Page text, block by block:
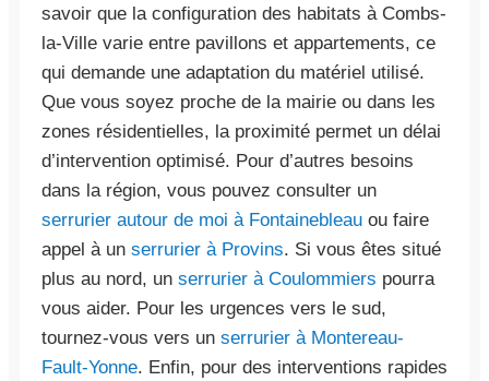
savoir que la configuration des habitats à Combs-
la-Ville varie entre pavillons et appartements, ce
qui demande une adaptation du matériel utilisé.
Que vous soyez proche de la mairie ou dans les
zones résidentielles, la proximité permet un délai
d’intervention optimisé. Pour d’autres besoins
dans la région, vous pouvez consulter un
serrurier autour de moi à Fontainebleau ou faire
appel à un serrurier à Provins. Si vous êtes situé
plus au nord, un serrurier à Coulommiers pourra
vous aider. Pour les urgences vers le sud,
tournez-vous vers un serrurier à Montereau-
Fault-Yonne. Enfin, pour des interventions rapides